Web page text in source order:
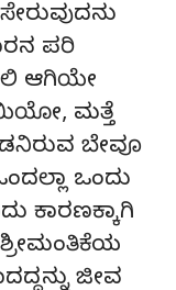
ಪರಿ
ಆಗಿಯೇ
ಮತ್ತೆ
ಬೇವೂ
ಒಂದು
ಕಾರಣಕ್ಕಾಗಿ
ಶ್ರೀಮಂತಿಕೆಯ
ಜೀವ